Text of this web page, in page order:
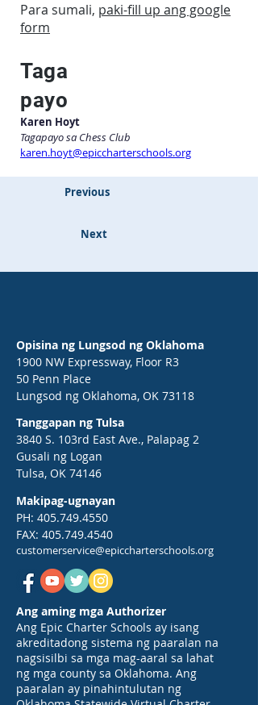
Para sumali, paki-fill up ang google
form
Taga
payo
Karen Hoyt
Tagapayo sa Chess Club
karen.hoyt@epiccharterschools.org
Previous
Next
Opisina ng Lungsod ng Oklahoma
1900 NW Expressway, Floor R3
50 Penn Place
Lungsod ng Oklahoma, OK 73118
Tanggapan ng Tulsa
3840 S. 103rd East Ave., Palapag 2
Gusali ng Logan
Tulsa, OK 74146
Makipag-ugnayan
PH: 405.749.4550
FAX: 405.749.4540
customerservice@epiccharterschools.org
Ang aming mga Authorizer
Ang Epic Charter Schools ay isang
akreditadong sistema ng paaralan na
nagsisilbi sa mga mag-aaral sa lahat
ng mga county sa Oklahoma. Ang
paaralan ay pinahintulutan ng